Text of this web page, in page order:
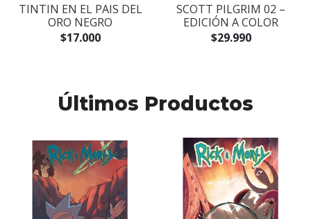
TINTIN EN EL PAIS DEL
ORO NEGRO
$17.000
SCOTT PILGRIM 02 –
EDICIÓN A COLOR
$29.990
Últimos Productos